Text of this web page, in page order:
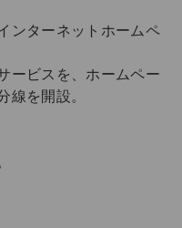
ンターネットホームペ
ービスを、ホームペー
線を開設。